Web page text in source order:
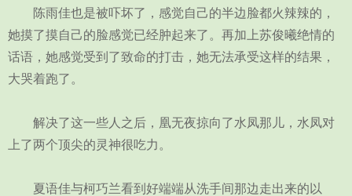
陈雨佳也是被吓坏了，感觉自己的半边脸都火辣辣的，
她摸了摸自己的脸感觉已经肿起来了。再加上苏俊曦绝情的
话语，她感觉受到了致命的打击，她无法承受这样的结果，
大哭着跑了。
解决了这一些人之后，凰无夜掠向了水凤那儿，水凤对
上了两个顶尖的灵神很吃力。
夏语佳与柯巧兰看到好端端从洗手间那边走出来的以